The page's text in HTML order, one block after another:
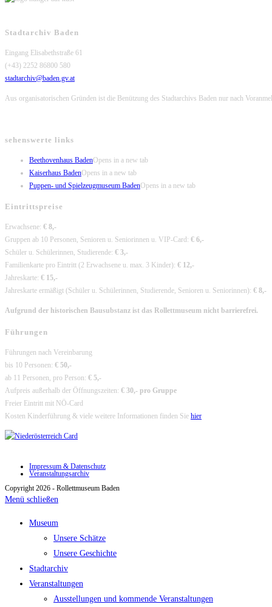
Stadtarchiv Baden
Eingang Elisabethstraße 61
(+43) 2252 86800 580
stadtarchiv@baden.gv.at
Aus organisatorischen Gründen ist die Benützung des Stadtarchivs Baden nur nach
sehenswerte links
Beethovenhaus BadenOpens in a new tab
Kaiserhaus BadenOpens in a new tab
Puppen- und Spielzeugmuseum BadenOpens in a new tab
Eintrittspreise
Erwachsene: € 8,-
Gruppen ab 10 Personen, Senioren u. Seniorinnen u. VIP-Card: € 6,-
Schüler u. Schülerinnen, Studierende: € 3,-
Familienkarte pro Eintritt (2 Erwachsene u. max. 3 Kinder): € 12,-
Jahreskarte: € 15,-
Jahreskarte ermäßigt (Schüler u. Schülerinnen, Studierende, Senioren u. Seniorinnen): € 8,-
Aufgrund der historischen Bausubstanz ist das Rollettmuseum nicht barrierefrei.
Führungen
Führungen nach Vereinbarung
bis 10 Personen: € 50,-
ab 11 Personen, pro Person: € 5,-
Aufpreis außerhalb der Öffnungszeiten: € 30,- pro Gruppe
Freier Eintritt mit NÖ-Card
Kosten Kinderführung & viele weitere Informationen finden Sie hier
Impressum & Datenschutz
Veranstaltungsarchiv
Copyright 2026 - Rollettmuseum Baden
Menü schließen
Museum
Unsere Schätze
Unsere Geschichte
Stadtarchiv
Veranstaltungen
Ausstellungen und kommende Veranstaltungen